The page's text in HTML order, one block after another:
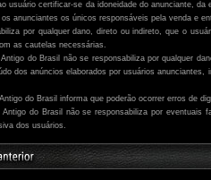
usuário certificar-se da idoneidade do anunciante,
anunciantes os únicos responsáveis pela venda e
por qualquer dano, direto ou indireto, que o
as cautelas necessárias.
do Brasil não se responsabiliza por qualquer
dos anúncios elaborados por usuários
do Brasil informa que poderão ocorrer erros de
do Brasil não se responsabiliza por eventuais
dos usuários.